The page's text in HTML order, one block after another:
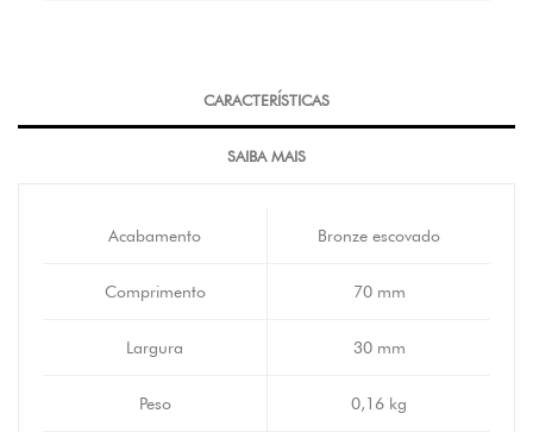
CARACTERÍSTICAS
SAIBA MAIS
Acabamento Bronze escovado
Comprimento 70 mm
Largura 30 mm
Peso 0,16 kg